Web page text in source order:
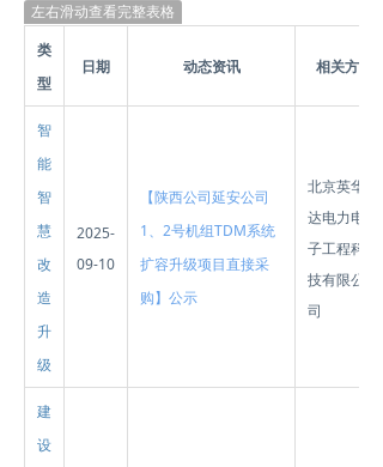
左右滑动查看完整表格
类
型
日期 动态资讯 相关方
智
能
智
慧
改
造
升
级
2025-
09-10
【陕西公司延安公司
1、2号机组TDM系统
扩容升级项目直接采
购】公示
北京英华
达电力电
子工程科
技有限公
司
建
设